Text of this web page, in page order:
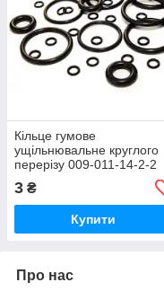
Кільце гумове
ущільнювальне круглого
перерізу 009-011-14-2-2
3 ₴
Купити
Про нас